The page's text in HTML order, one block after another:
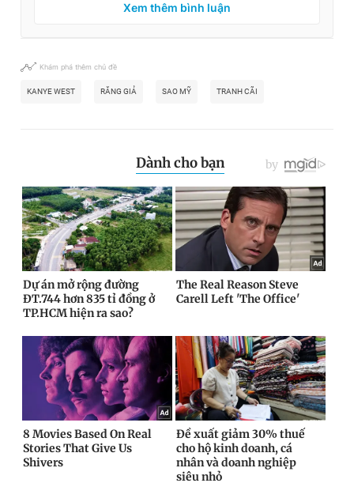
Xem thêm bình luận
Khám phá thêm chủ đề
KANYE WEST RĂNG GIẢ SAO MỸ TRANH CÃI